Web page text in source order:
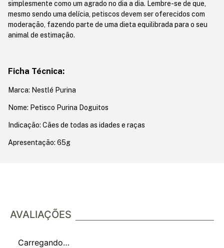
simplesmente como um agrado no dia a dia. Lembre-se de que,
mesmo sendo uma delícia, petiscos devem ser oferecidos com
moderação, fazendo parte de uma dieta equilibrada para o seu
animal de estimação.
Ficha Técnica:
Marca: Nestlé Purina
Nome: Petisco Purina Doguitos
Indicação: Cães de todas as idades e raças
Apresentação: 65g
AVALIAÇÕES
Carregando…